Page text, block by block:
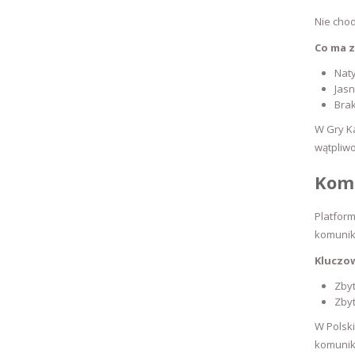
Nie
Co ma
W Gry
W